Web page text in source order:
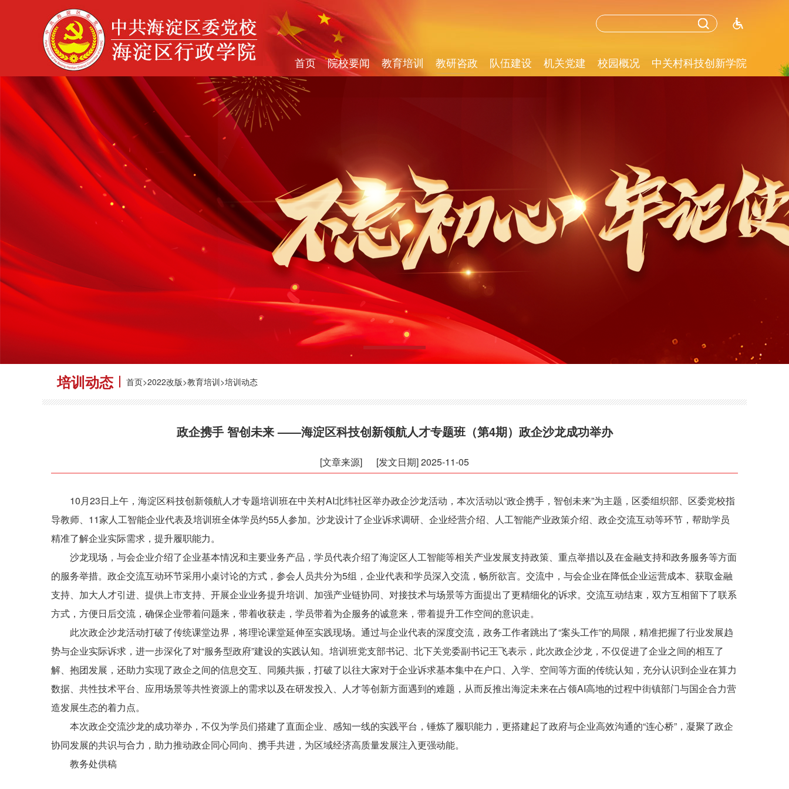
首页 院校要闻 教育培训 教研咨政 队伍建设 机关党建 校园概况 中关村科技创新学院
培训动态 首页>2022改版>教育培训>培训动态
政企携手 智创未来 ——海淀区科技创新领航人才专题班（第4期）政企沙龙成功举办
[文章来源] [发文日期] 2025-11-05
10月23日上午，海淀区科技创新领航人才专题培训班在中关村AI北纬社区举办政企沙龙活动，本次活动以“政企携手，智创未来”为主题，区委组织部、区委党校指
导教师、11家人工智能企业代表及培训班全体学员约55人参加。沙龙设计了企业诉求调研、企业经营介绍、人工智能产业政策介绍、政企交流互动等环节，帮助学员
精准了解企业实际需求，提升履职能力。
沙龙现场，与会企业介绍了企业基本情况和主要业务产品，学员代表介绍了海淀区人工智能等相关产业发展支持政策、重点举措以及在金融支持和政务服务等方面
的服务举措。政企交流互动环节采用小桌讨论的方式，参会人员共分为5组，企业代表和学员深入交流，畅所欲言。交流中，与会企业在降低企业运营成本、获取金融
支持、加大人才引进、提供上市支持、开展企业业务提升培训、加强产业链协同、对接技术与场景等方面提出了更精细化的诉求。交流互动结束，双方互相留下了联系
方式，方便日后交流，确保企业带着问题来，带着收获走，学员带着为企服务的诚意来，带着提升工作空间的意识走。
此次政企沙龙活动打破了传统课堂边界，将理论课堂延伸至实践现场。通过与企业代表的深度交流，政务工作者跳出了“案头工作”的局限，精准把握了行业发展趋
势与企业实际诉求，进一步深化了对“服务型政府”建设的实践认知。培训班党支部书记、北下关党委副书记王飞表示，此次政企沙龙，不仅促进了企业之间的相互了
解、抱团发展，还助力实现了政企之间的信息交互、同频共振，打破了以往大家对于企业诉求基本集中在户口、入学、空间等方面的传统认知，充分认识到企业在算力
数据、共性技术平台、应用场景等共性资源上的需求以及在研发投入、人才等创新方面遇到的难题，从而反推出海淀未来在占领AI高地的过程中街镇部门与国企合力营
造发展生态的着力点。
本次政企交流沙龙的成功举办，不仅为学员们搭建了直面企业、感知一线的实践平台，锤炼了履职能力，更搭建起了政府与企业高效沟通的“连心桥”，凝聚了政企
协同发展的共识与合力，助力推动政企同心同向、携手共进，为区域经济高质量发展注入更强动能。
教务处供稿